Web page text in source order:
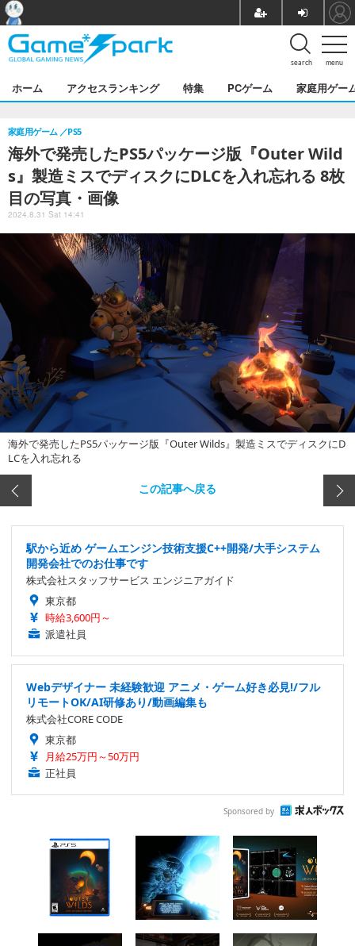
menu
search
ホーム アクセスランキング 特集 PCゲーム 家庭用ゲー
海外で発売したPS5パッケージ版『Outer Wild
s』製造ミスでディスクにDLCを入れ忘れる 8枚
目の写真・画像
家庭用ゲーム PS5
2024.8.31 Sat 14:41
海外で発売したPS5パッケージ版『Outer Wilds』製造ミスでディスクにD
LCを入れ忘れる
この記事へ戻る
駅から近め ゲームエンジン技術支援C++開発/大手システム
開発会社でのお仕事です
株式会社スタッフサービス エンジニアガイド
東京都
時給3,600円～
派遣社員
Webデザイナー 未経験歓迎 アニメ・ゲーム好き必見!/フル
リモートOK/AI研修あり/動画編集も
株式会社CORE CODE
東京都
月給25万円～50万円
正社員
Sponsored by